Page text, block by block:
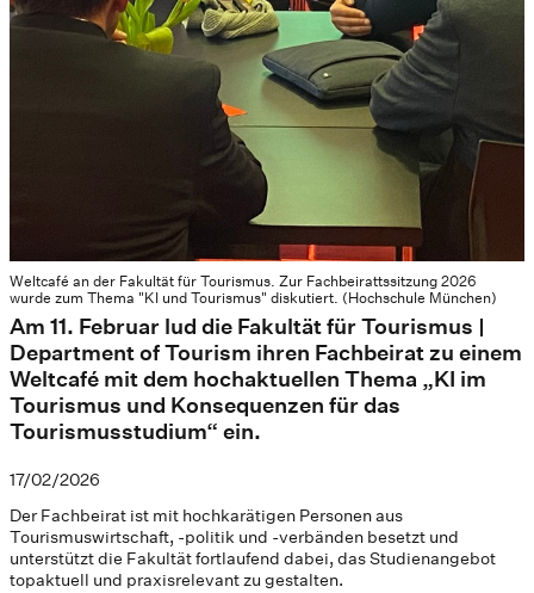
Weltcafé an der Fakultät für Tourismus. Zur Fachbeirattssitzung 2026
wurde zum Thema "KI und Tourismus" diskutiert. (Hochschule München)
Am 11. Februar lud die Fakultät für Tourismus |
Department of Tourism ihren Fachbeirat zu einem
Weltcafé mit dem hochaktuellen Thema „KI im
Tourismus und Konsequenzen für das
Tourismusstudium“ ein.
17/02/2026
Der Fachbeirat ist mit hochkarätigen Personen aus
Tourismuswirtschaft, -politik und -verbänden besetzt und
unterstützt die Fakultät fortlaufend dabei, das Studienangebot
topaktuell und praxisrelevant zu gestalten.